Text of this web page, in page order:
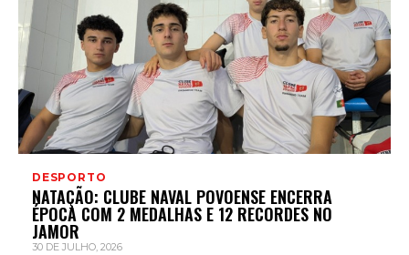
DESPORTO
NATAÇÃO: CLUBE NAVAL POVOENSE ENCERRA
ÉPOCA COM 2 MEDALHAS E 12 RECORDES NO
JAMOR
30 DE JULHO, 2026